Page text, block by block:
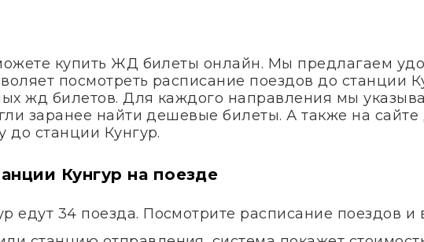
купить ЖД билеты онлайн. Мы предлагаем
посмотреть расписание поездов до станции
жд билетов. Для каждого направления мы
заранее найти дешевые билеты. А также на
до станции Кунгур.
Кунгур на поезде
едут 34 поезда. Посмотрите расписание поездов